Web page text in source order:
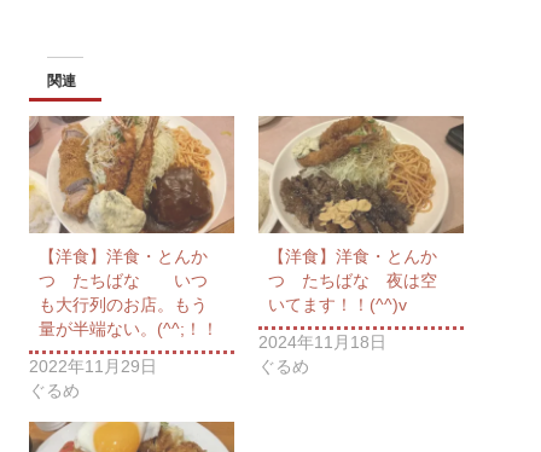
関連
【洋食】洋食・とんか
つ たちばな いつ
も大行列のお店。もう
量が半端ない。(^^;！！
2022年11月29日
ぐるめ
【洋食】洋食・とんか
つ たちばな 夜は空
いてます！！(^^)v
2024年11月18日
ぐるめ